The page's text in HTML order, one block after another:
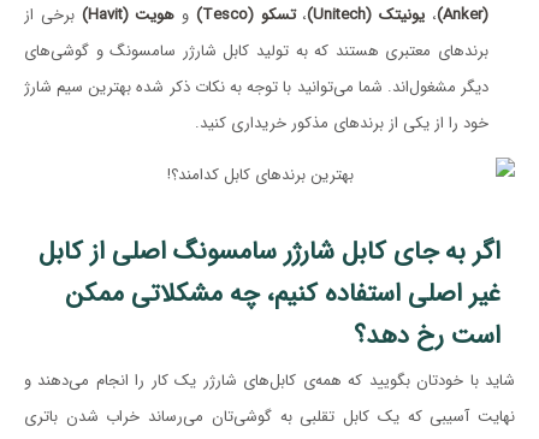
(Anker)
، یونیتک (Unitech) ،‌تسکو (Tesco) و هویت (Havit)
برخی از
برندهای معتبری هستند که به تولید کابل شارژر سامسونگ و گوشی‌های
دیگر مشغول‌اند. شما می‌توانید با توجه به نکات ذکر شده بهترین سیم شارژ
خود را از یکی از برندهای مذکور خریداری کنید.
اگر به جای کابل شارژر سامسونگ اصلی از کابل
غیر اصلی استفاده کنیم، چه مشکلاتی ممکن
است رخ دهد؟
شاید با خودتان بگویید که همه‌ی کابل‌های شارژر یک کار را انجام می‌دهند و
نهایت آسیبی که یک کابل تقلبی به گوشی‌تان می‌رساند خراب شدن باتری